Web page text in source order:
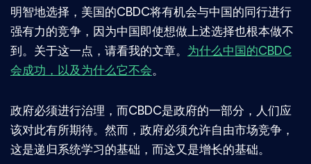
明智地选择，美国的CBDC将有机会与中国的同行进行
强有力的竞争，因为中国即使想做上述选择也根本做不
到。关于这一点，请看我的文章。 为什么中国的CBDC
会成功，以及为什么它不会。
政府必须进行治理，而CBDC是政府的一部分，人们应
该对此有所期待。然而，政府必须允许自由市场竞争，
这是递归系统学习的基础，而这又是增长的基础。